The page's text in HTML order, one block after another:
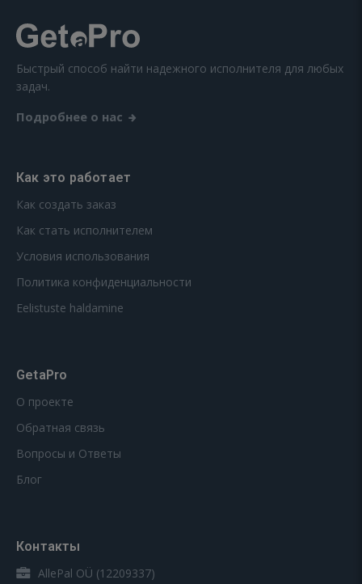
Быстрый способ найти надежного исполнителя для любых
задач.
Подробнее о нас
Как это работает
Как создать заказ
Как стать исполнителем
Условия использования
Политика конфиденциальности
Eelistuste haldamine
GetaPro
О проекте
Обратная связь
Вопросы и Ответы
Блог
Контакты
AllePal OÜ (12209337)